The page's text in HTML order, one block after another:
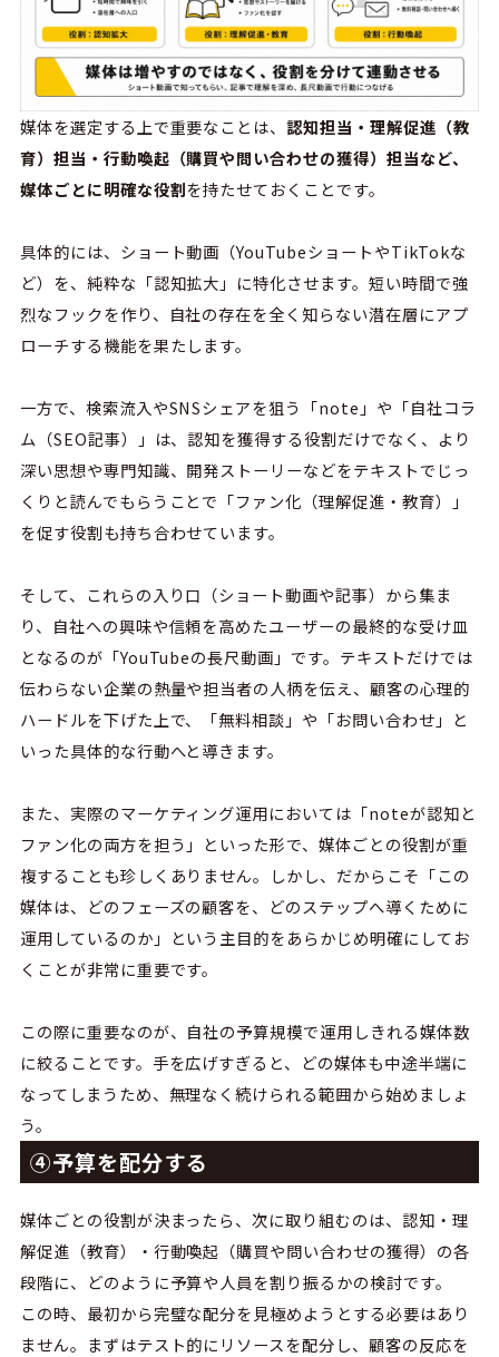
媒体を選定する上で重要なことは、認知担当・理解促進（教
育）担当・行動喚起（購買や問い合わせの獲得）担当など、
媒体ごとに明確な役割を持たせておくことです。
具体的には、ショート動画（YouTubeショートやTikTokな
ど）を、純粋な「認知拡大」に特化させます。短い時間で強
烈なフックを作り、自社の存在を全く知らない潜在層にアプ
ローチする機能を果たします。
一方で、検索流入やSNSシェアを狙う「note」や「自社コラ
ム（SEO記事）」は、認知を獲得する役割だけでなく、より
深い思想や専門知識、開発ストーリーなどをテキストでじっ
くりと読んでもらうことで「ファン化（理解促進・教育）」
を促す役割も持ち合わせています。
そして、これらの入り口（ショート動画や記事）から集ま
り、自社への興味や信頼を高めたユーザーの最終的な受け皿
となるのが「YouTubeの長尺動画」です。テキストだけでは
伝わらない企業の熱量や担当者の人柄を伝え、顧客の心理的
ハードルを下げた上で、「無料相談」や「お問い合わせ」と
いった具体的な行動へと導きます。
また、実際のマーケティング運用においては「noteが認知と
ファン化の両方を担う」といった形で、媒体ごとの役割が重
複することも珍しくありません。しかし、だからこそ「この
媒体は、どのフェーズの顧客を、どのステップへ導くために
運用しているのか」という主目的をあらかじめ明確にしてお
くことが非常に重要です。
この際に重要なのが、自社の予算規模で運用しきれる媒体数
に絞ることです。手を広げすぎると、どの媒体も中途半端に
なってしまうため、無理なく続けられる範囲から始めましょ
う。
④予算を配分する
媒体ごとの役割が決まったら、次に取り組むのは、認知・理
解促進（教育）・行動喚起（購買や問い合わせの獲得）の各
段階に、どのように予算や人員を割り振るかの検討です。
この時、最初から完璧な配分を見極めようとする必要はあり
ません。まずはテスト的にリソースを配分し、顧客の反応を